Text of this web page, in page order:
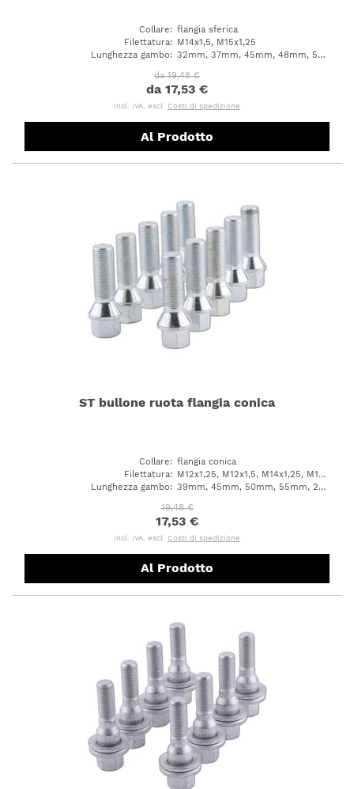
Collare: flangia sferica
Filettatura:
M14x1,5, M15x1,25
Lunghezza gambo:
32mm, 37mm, 45mm, 48mm, 50mm, 53mm, 58mm, 62mm, 33mm, 38mm, 43mm, 28mm, 30mm, 42mm, 36mm, 26mm, 29mm, 39mm, 51mm, 57mm, 60mm, 63mm, 66mm
da 19,48 €
da 17,53 €
incl. IVA, escl. Costi di spedizione
Al Prodotto
ST bullone ruota flangia conica
Collare: flangia conica
Filettatura:
M12x1,25, M12x1,5, M14x1,25, M14x1,5, M12x1,75
Lunghezza gambo:
39mm, 45mm, 50mm, 55mm, 28mm, 31mm, 36mm, 42mm, 24mm, 30mm, 32mm, 35mm, 37mm, 43mm, 47mm, 60mm, 33mm, 38mm, 41mm, 70mm, 26mm, 27mm, 40mm, 25mm, 48mm
19,48 €
17,53 €
incl. IVA, escl. Costi di spedizione
Al Prodotto